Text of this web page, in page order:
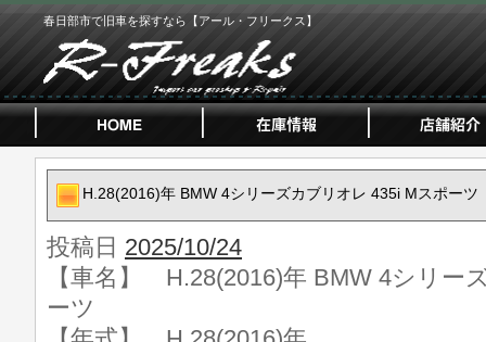
春日部市で旧車を探すなら【アール・フリークス】
H.28(2016)年 BMW 4シリーズカブリオレ 435i Mスポーツ
投稿日 2025/10/24
【車名】 H.28(2016)年 BMW 4シリー
ーツ